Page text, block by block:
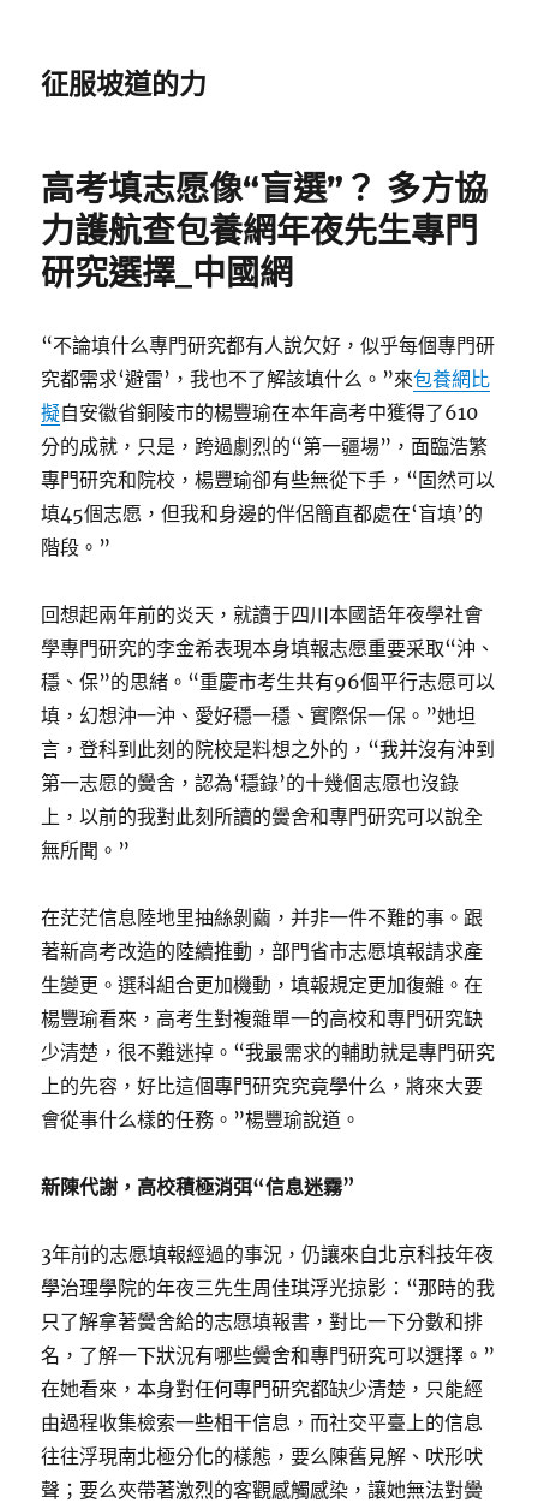
征服坡道的力
高考填志愿像“盲選”？ 多方協
力護航查包養網年夜先生專門
研究選擇_中國網
“不論填什么專門研究都有人說欠好，似乎每個專門研
究都需求‘避雷’，我也不了解該填什么。”來包養網比
擬自安徽省銅陵市的楊豐瑜在本年高考中獲得了610
分的成就，只是，跨過劇烈的“第一疆場”，面臨浩繁
專門研究和院校，楊豐瑜卻有些無從下手，“固然可以
填45個志愿，但我和身邊的伴侶簡直都處在‘盲填’的
階段。”
回想起兩年前的炎天，就讀于四川本國語年夜學社會
學專門研究的李金希表現本身填報志愿重要采取“沖、
穩、保”的思緒。“重慶市考生共有96個平行志愿可以
填，幻想沖一沖、愛好穩一穩、實際保一保。”她坦
言，登科到此刻的院校是料想之外的，“我并沒有沖到
第一志愿的黌舍，認為‘穩錄’的十幾個志愿也沒錄
上，以前的我對此刻所讀的黌舍和專門研究可以說全
無所聞。”
在茫茫信息陸地里抽絲剝繭，并非一件不難的事。跟
著新高考改造的陸續推動，部門省市志愿填報請求產
生變更。選科組合更加機動，填報規定更加復雜。在
楊豐瑜看來，高考生對複雜單一的高校和專門研究缺
少清楚，很不難迷掉。“我最需求的輔助就是專門研究
上的先容，好比這個專門研究究竟學什么，將來大要
會從事什么樣的任務。”楊豐瑜說道。
新陳代謝，高校積極消弭“信息迷霧”
3年前的志愿填報經過的事況，仍讓來自北京科技年夜
學治理學院的年夜三先生周佳琪浮光掠影：“那時的我
只了解拿著黌舍給的志愿填報書，對比一下分數和排
名，了解一下狀況有哪些黌舍和專門研究可以選擇。”
在她看來，本身對任何專門研究都缺少清楚，只能經
由過程收集檢索一些相干信息，而社交平臺上的信息
往往浮現南北極分化的樣態，要么陳舊見解、吠形吠
聲；要么夾帶著激烈的客觀感觸感染，讓她無法對黌